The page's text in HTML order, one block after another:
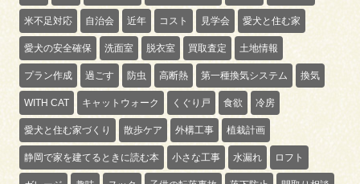
米不足対応 自治会 近年 コスト 見学会 愛犬と住む家
愛犬の安全確保 洗面室 脱衣室 買取査定 土地情報
プラン作成 過ごす 防虫 高断熱 第一種換気システム 換気
WITH CAT キャットウォーク くぐり戸 食欲 冷房
愛犬と住む家づくり 散歩ケア 外構工事 植栽計画
静岡で家を建てるときに読む本 小さな工事 水漏れ ロフト